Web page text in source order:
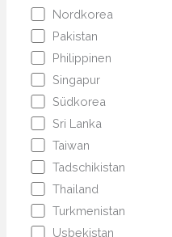
Nordkorea
Pakistan
Philippinen
Singapur
Südkorea
Sri Lanka
Taiwan
Tadschikistan
Thailand
Turkmenistan
Usbekistan